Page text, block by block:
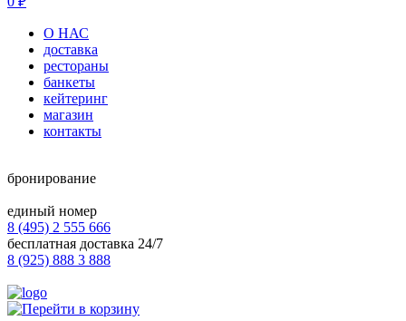
О НАС
доставка
рестораны
банкеты
кейтеринг
магазин
контакты
бронирование
единый номер
8 (495) 2 555 666
бесплатная доставка 24/7
8 (925) 888 3 888